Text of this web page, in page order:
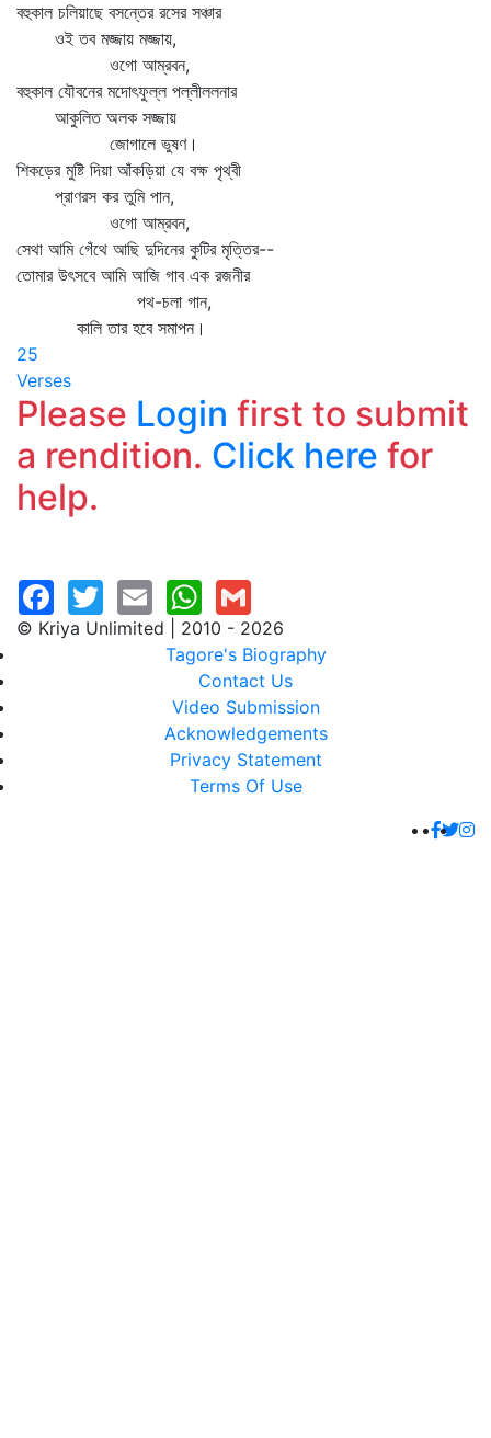
বহুকাল চলিয়াছে বসন্তের রসের সঞ্চার
ওই তব মজ্জায় মজ্জায়,
ওগো আম্রবন,
বহুকাল যৌবনের মদোৎফুল্ল পল্লীললনার
আকুলিত অলক সজ্জায়
জোগালে ভুষণ।
শিকড়ের মুষ্টি দিয়া আঁকড়িয়া যে বক্ষ পৃথ্বী
প্রাণরস কর তুমি পান,
ওগো আম্রবন,
সেথা আমি গেঁথে আছি দুদিনের কুটির মৃত্তির--
তোমার উৎসবে আমি আজি গাব এক রজনীর
পথ-চলা গান,
কালি তার হবে সমাপন।
25
Verses
Please Login first to submit
a rendition. Click here for
help.
© Kriya Unlimited | 2010 - 2026
Tagore's Biography
Contact Us
Video Submission
Acknowledgements
Privacy Statement
Terms Of Use